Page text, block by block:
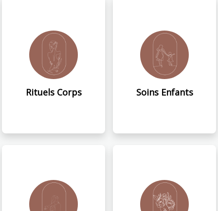
Rituels Corps Soins Enfants